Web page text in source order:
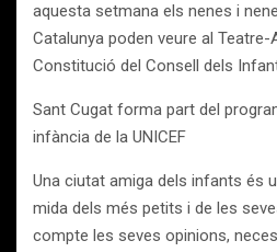
aquesta setmana els nenes i
Catalunya poden veure al
Constitució del Consell dels
Sant Cugat forma part del
infància de la UNICEF
Una ciutat amiga dels infants és
mida dels més petits i de les
compte les seves opinions,